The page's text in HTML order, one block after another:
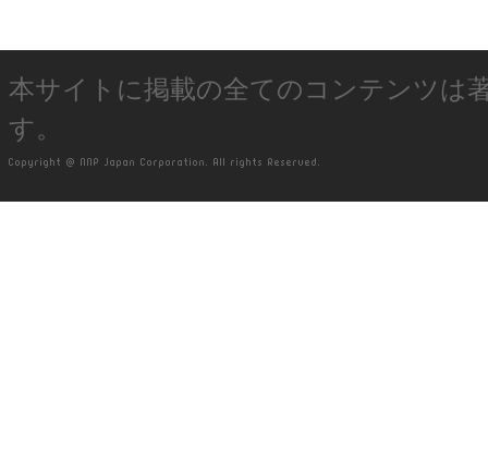
本サイトに掲載の全てのコンテンツは
す。